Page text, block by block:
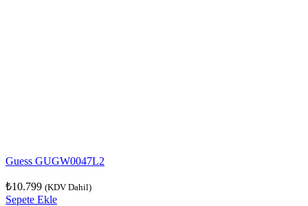
Guess GUGW0047L2
₺10.799 (KDV Dahil)
Sepete Ekle